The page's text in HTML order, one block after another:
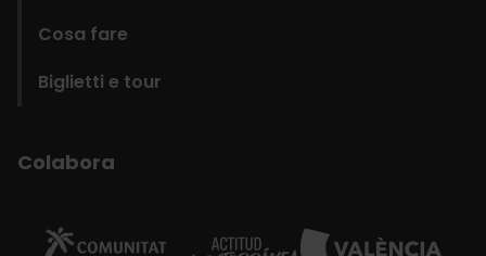
Cosa fare
Biglietti e tour
Colabora